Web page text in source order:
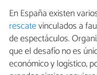
En España existen
rescatevinculados a
de espectáculos.
que el desafío no es
económico y logístico,